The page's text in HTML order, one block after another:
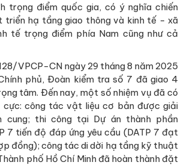
trọng điểm quốc gia, có ý nghĩa chiến
triển hạ tầng giao thông và kinh tế - xã
tế trọng điểm phía Nam cũng như cả
VPCP-CN ngày 29 tháng 8 năm 2025
phủ, Đoàn kiểm tra số 7 đã giao 4
tâm. Đến nay, một số nhiệm vụ đã có
cực: công tác vật liệu cơ bản được giải
cung; thi công tại Dự án thành phần
7 tiến độ đáp ứng yêu cầu (DATP 7 đạt
đồng); công tác di dời hạ tầng kỹ thuật
phố Hồ Chí Minh đã hoàn thành đặt